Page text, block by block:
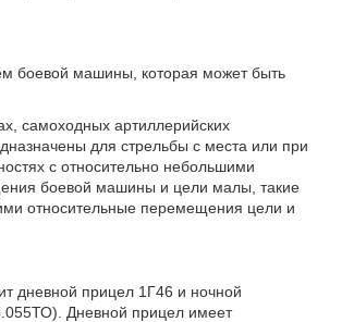
боевой машины, которая может быть
самоходных артиллерийских
для стрельбы с места или при
с относительно небольшими
боевой машины и цели малы, такие
относительные перемещения цели и
дневной прицел 1Г46 и ночной
Дневной прицел имеет